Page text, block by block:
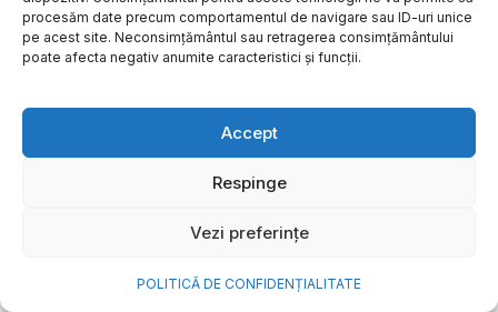
procesăm date precum comportamentul de navigare sau ID-uri unice
pe acest site. Neconsimțământul sau retragerea consimțământului
poate afecta negativ anumite caracteristici și funcții.
Accept
Respinge
Vezi preferințe
POLITICĂ DE CONFIDENȚIALITATE
Cum transformi cele mai
o bijuterie Pandora pe care o
porți zi de zi